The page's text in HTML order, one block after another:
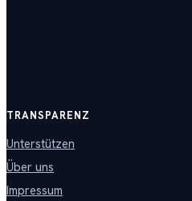
TRANSPARENZ
Unterstützen
Über uns
Impressum